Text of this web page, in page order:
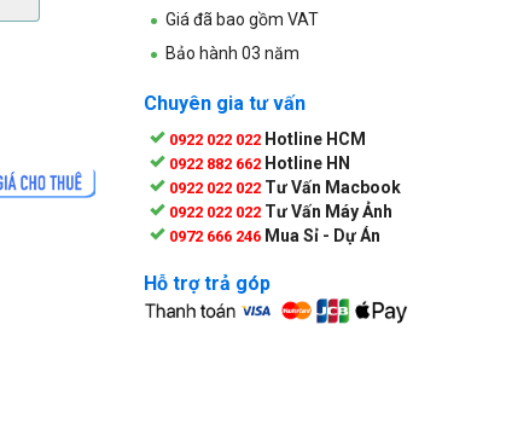
Giá đã bao gồm VAT
Bảo hành 03 năm
Chuyên gia tư vấn
0922 022 022 Hotline HCM
0922 882 662 Hotline HN
0922 022 022 Tư Vấn Macbook
0922 022 022 Tư Vấn Máy Ảnh
0972 666 246 Mua Sỉ - Dự Án
Hỗ trợ trả góp